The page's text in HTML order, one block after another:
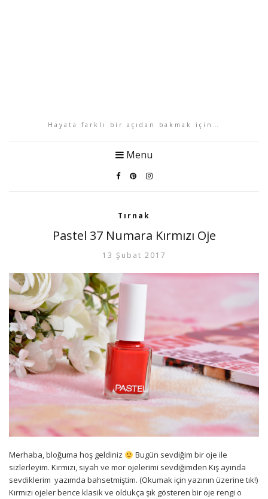
Hayata farklı bir açıdan bakmak için…
Menu
Tırnak
Pastel 37 Numara Kırmızı Oje
13 Şubat 2017
Merhaba, bloğuma hoş geldiniz
Bugün sevdiğim bir oje ile
sizlerleyim. Kırmızı, siyah ve mor ojelerimi sevdiğimden Kış ayında
sevdiklerim yazımda bahsetmiştim. (Okumak için yazının üzerine tık!)
Kırmızı ojeler bence klasik ve oldukça şık gösteren bir oje rengi o